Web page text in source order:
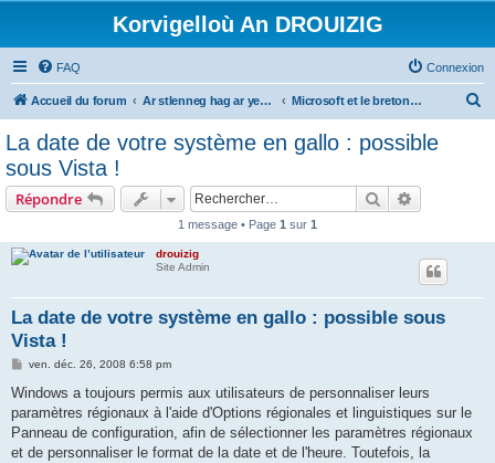
Korvigelloù An DROUIZIG
FAQ Connexion
Accueil du forum Ar stlenneg hag ar yezhoù bihan er bed a-bezh Microsoft et le breton - Microsoft and the Breton language
La date de votre système en gallo : possible
sous Vista !
Répondre Rechercher
1 message • Page 1 sur 1
drouizig
Site Admin
La date de votre système en gallo : possible sous
Vista !
M
s
a
g
ven. déc. 26, 2008 6:58 pm
Windows a toujours permis aux utilisateurs de personnaliser leurs
paramètres régionaux à l'aide d'Options régionales et linguistiques sur le
Panneau de configuration, afin de sélectionner les paramètres régionaux
et de personnaliser le format de la date et de l'heure. Toutefois, la